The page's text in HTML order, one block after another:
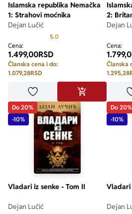
Islamska republika Nemačka
1: Strahovi moćnika
Dejan Lučić
5.0
Cena:
1.499,00RSD
Članska cena i do:
1.079,28RSD
Dodaj u omiljeneDODAJ U
2:
Dejan
Cena:
Članska
1.295,28
Do 20%
-10%
Vladari iz senke - Tom II
Dejan Lučić
Do 20%
-10%
Vladari
Dejan